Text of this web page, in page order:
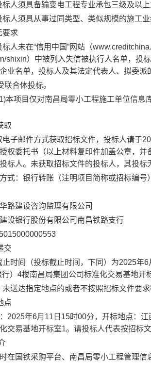
标人须具备输变电工程专业承包三级及以
标人须具从事过 同类型、类似规模的施工
要求
人未在“信用中国”网站（
shixin）中被列入失信被执行人名单，投
业名单，投标人及其法定代表人、拟委
联合体投标。
本项目仅对南昌局零小工程施工单位信息
取
子邮件方式获取招标文件，投标人请于
权委托书（以上材料复印件加盖公章，
标人。未获取招标文件的投标人，其投标
式：银行转账（注明项目简称或招标编号
路建设咨询监理有限公司
设银行股份有限公司南昌铁路支行
交
时间（投标截止时间，下同）为2025年6
）4楼南昌局集团公司标准化交易基地开
送达指定地点的或者不按照招标文件要
点
2025年6月11日15时00分，开标地点：
交易基地开标室1。请投标人代表按招标
在国铁采购平台、南昌局零小工程管理